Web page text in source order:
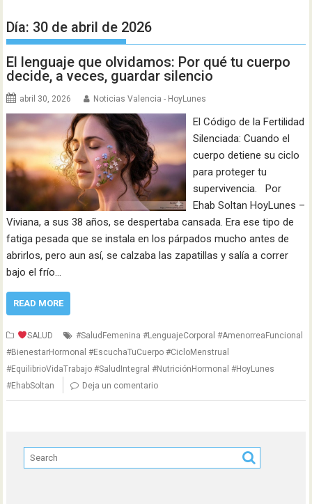
Día: 30 de abril de 2026
El lenguaje que olvidamos: Por qué tu cuerpo
decide, a veces, guardar silencio
abril 30, 2026 Noticias Valencia - HoyLunes
El Código de la Fertilidad
Silenciada: Cuando el
cuerpo detiene su ciclo
para proteger tu
supervivencia. Por
Ehab Soltan HoyLunes –
Viviana, a sus 38 años, se despertaba cansada. Era ese tipo de
fatiga pesada que se instala en los párpados mucho antes de
abrirlos, pero aun así, se calzaba las zapatillas y salía a correr
bajo el frío…
READ MORE
SALUD
#SaludFemenina #LenguajeCorporal #AmenorreaFuncional
#BienestarHormonal #EscuchaTuCuerpo #CicloMenstrual
#EquilibrioVidaTrabajo #SaludIntegral #NutriciónHormonal #HoyLunes
#EhabSoltan
Deja un comentario